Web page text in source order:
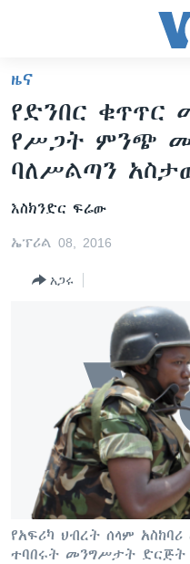
ማገናኛዎች
ዋናው
ይዘት
እለፍ
ዋናው
እለፍ
ኢትዮጵያ
አፍሪካ
ኑሮ በጤንነት
ጋቢና ቪኦኤ
Learning English
ቋንቋዎች
ዜና
የድንበር ቁጥጥር
የሥጋት ምንጭ
ባለሥልጣን
እስክንድር ፍሬው
ኤፕሪል 08, 2016
አጋሩ
የአፍሪካ ህብረት ሰላም
ተባበሩት መንግሥታት ድርጅት